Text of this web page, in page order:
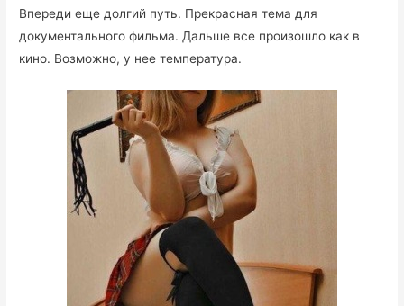
Впереди еще долгий путь. Прекрасная тема для
документального фильма. Дальше все произошло как в
кино. Возможно, у нее температура.